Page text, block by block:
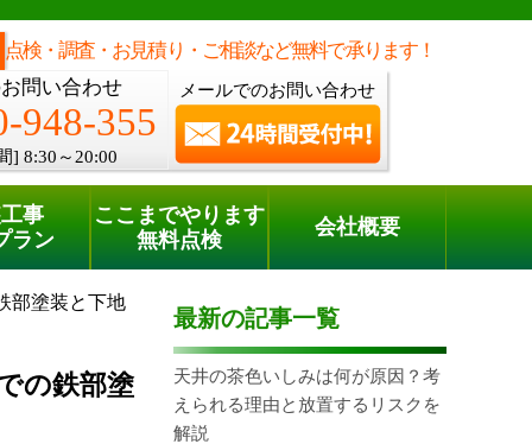
点検・調査・お見積り・ご相談など無料で承ります！
問い合わせ
948-355
] 8:30～20:00
メールでのお問い合わせ
事
ラン
ここまでやります
無料点検
会社概要
部塗装と下地
の鉄部塗
最新の記事一覧
天井の茶色いしみは何が原因？考
えられる理由と放置するリスクを
解説